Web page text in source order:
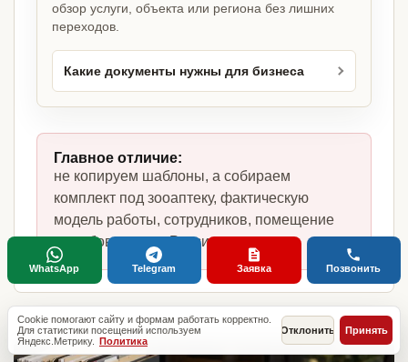
обзор услуги, объекта или региона без лишних
переходов.
Какие документы нужны для бизнеса
Главное отличие:
не копируем шаблоны, а собираем
комплект под зооаптеку, фактическую
модель работы, сотрудников, помещение
и требования по России.
Cookie помогают сайту и формам работать корректно.
Для статистики посещений используем
Яндекс.Метрику. Политика
Отклонить Принять
WhatsApp Telegram Заявка Позвонить